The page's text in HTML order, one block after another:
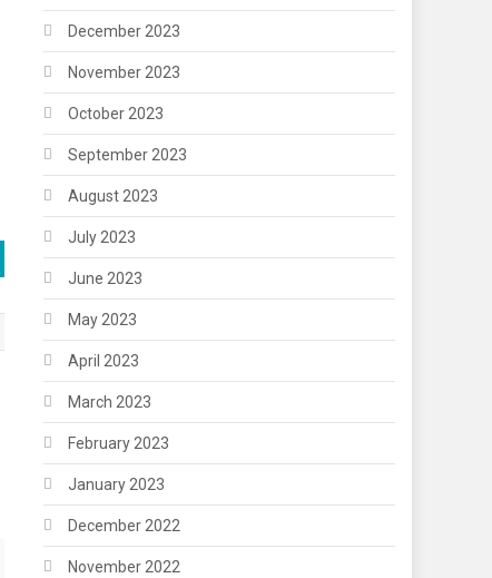
December 2023
November 2023
October 2023
September 2023
August 2023
July 2023
June 2023
May 2023
April 2023
March 2023
February 2023
January 2023
December 2022
November 2022